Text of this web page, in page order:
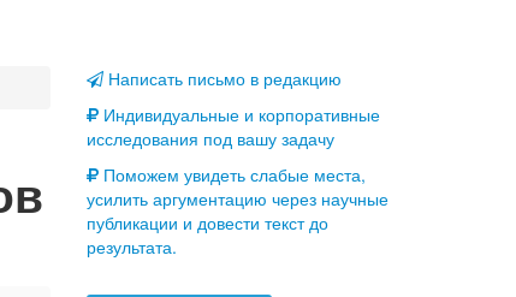
Написать письмо в редакцию
Индивидуальные и корпоративные
исследования под вашу задачу
Поможем увидеть слабые места,
усилить аргументацию через научные
публикации и довести текст до
результата.